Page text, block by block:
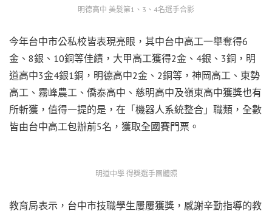
明德高中 美髮第1、3、4名選手合影
今年台中市公私校皆表現亮眼，其中台中高工一舉奪得6
金、8銀、10銅等佳績，大甲高工獲得2金、4銀、3銅，明
道高中3金4銀1銅，明德高中2金、2銅等，神岡高工、東勢
高工、霧峰農工、僑泰高中、慈明高中及嶺東高中獲獎也有
所斬獲，值得一提的是，在「機器人系統整合」職類，全數
皆由台中高工包辦前5名，獲取全國賽門票。
明道中學 得獎選手團體照
教育局表示，台中市技職學生屢屢獲獎，感謝辛勤指導的教